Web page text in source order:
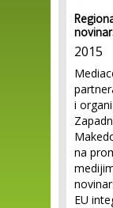
2015
i
na
EU